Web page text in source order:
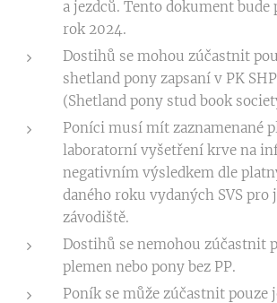
a jezdců. Tento dokument
rok 2024.
Dostihů se mohou zúčastnit
shetland pony zapsaní v PK SHP
(Shetland pony stud book
Poníci musí mít zaznamenané
laboratorní vyšetření krve na
negativním výsledkem dle
daného roku vydaných SVS pro
závodiště.
Dostihů se nemohou zúčastnit
plemen nebo pony bez PP.
Poník se může zúčastnit pouze